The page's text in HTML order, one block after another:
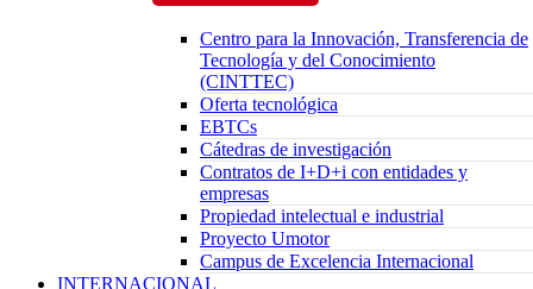
Centro para la Innovación, Transferencia de
Tecnología y del Conocimiento
(CINTTEC)
Oferta tecnológica
EBTCs
Cátedras de investigación
Contratos de I+D+i con entidades y
empresas
Propiedad intelectual e industrial
Proyecto Umotor
Campus de Excelencia Internacional
INTERNACIONAL